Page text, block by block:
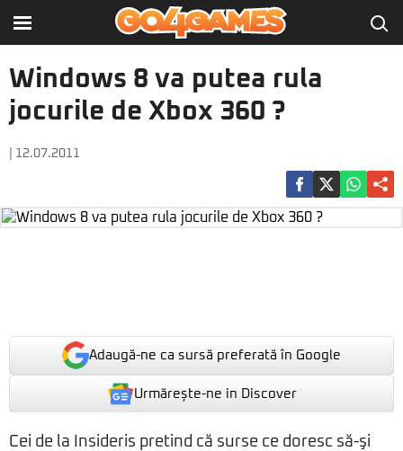
Windows 8 va putea rula
jocurile de Xbox 360 ?
| 12.07.2011
Adaugă-ne ca sursă preferată în Google
Urmărește-ne in Discover
Cei de la Insideris pretind că surse ce doresc să-şi